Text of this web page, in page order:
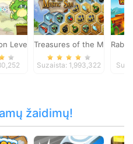
Levels PackTreasures of the Mystic
Suzaista: 1,993,322
žaidimų!